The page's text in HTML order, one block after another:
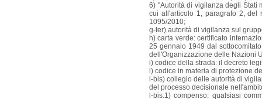
6) "Autorità di vigilanza degli Stati
cui all'articolo 1, paragrafo 2, del
1095/2010;
g-ter) autorità di vigilanza sul
h) carta verde: certificato
25 gennaio 1949 dal
dell'Organizzazione delle Nazioni
i) codice della strada: il decreto
l) codice in materia di protezione
l-bis) collegio delle autorità di
del processo decisionale
l-bis.1) compenso: qualsiasi